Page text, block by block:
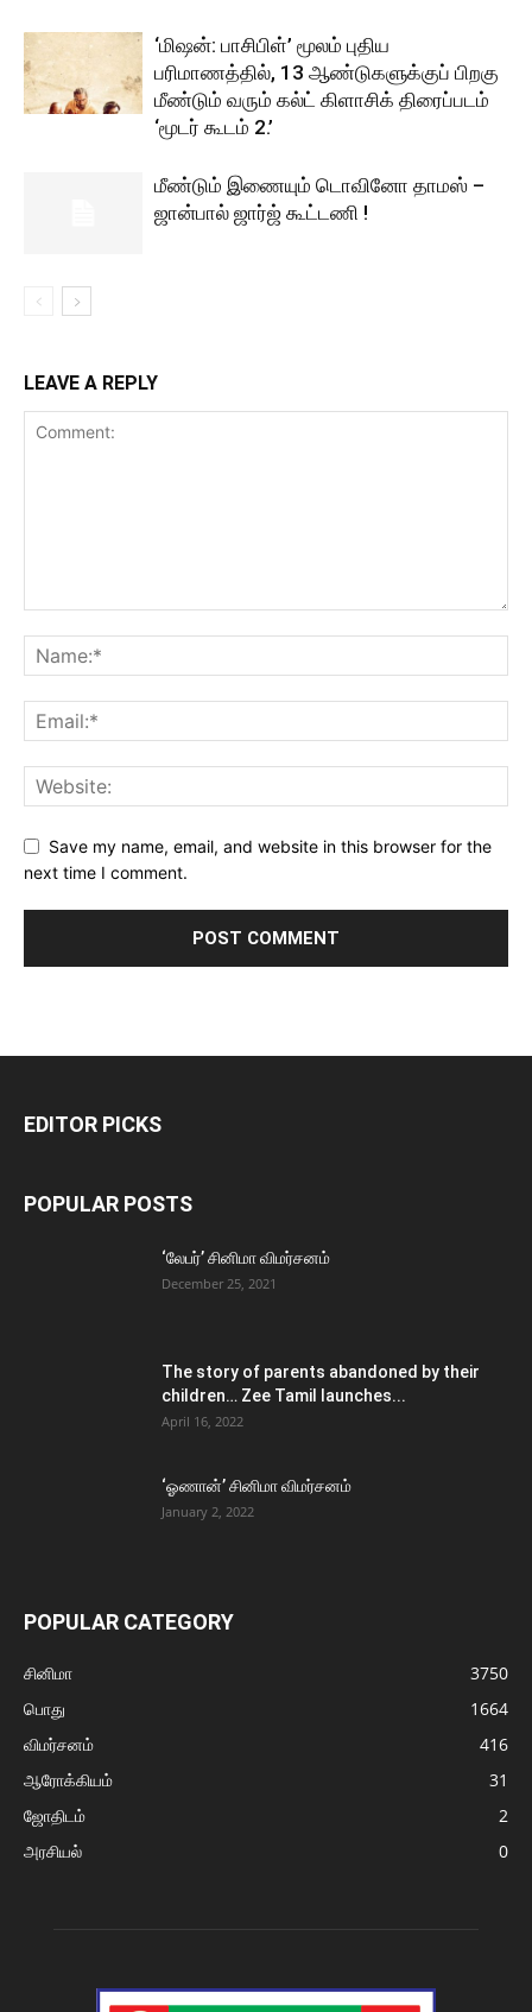
‘மிஷன்: பாசிபிள்’ மூலம் புதிய
பரிமாணத்தில், 13 ஆண்டுகளுக்குப் பிறகு
மீண்டும் வரும் கல்ட் கிளாசிக் திரைப்படம்
‘மூடர் கூடம் 2.’
மீண்டும் இணையும் டொவினோ தாமஸ் –
ஜான்பால் ஜார்ஜ் கூட்டணி !
LEAVE A REPLY
Save my name, email, and website in this browser for the
next time I comment.
EDITOR PICKS
POPULAR POSTS
‘லேபர்’ சினிமா விமர்சனம்
December 25, 2021
The story of parents abandoned by their
children… Zee Tamil launches...
April 16, 2022
‘ஓணான்’ சினிமா விமர்சனம்
January 2, 2022
POPULAR CATEGORY
சினிமா
3750
பொது
1664
விமர்சனம்
416
ஆரோக்கியம்
31
ஜோதிடம்
2
அரசியல்
0